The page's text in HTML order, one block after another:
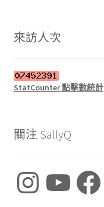
字:
來訪人次
StatCounter 點擊數統計
關注 SallyQ
InstagramYouTube Facebook